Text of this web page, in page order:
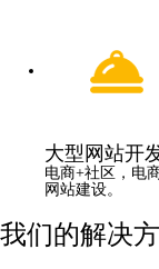
大型网站开
电商+社区，电
网站建设。
我们的解决